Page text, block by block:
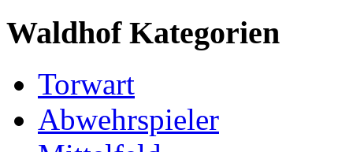
Waldhof Kategorien
Torwart
Abwehrspieler